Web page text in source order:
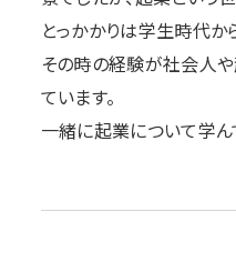
とっかかりは学生時代か
その時の経験が社会人
ています。
一緒に起業について学ん